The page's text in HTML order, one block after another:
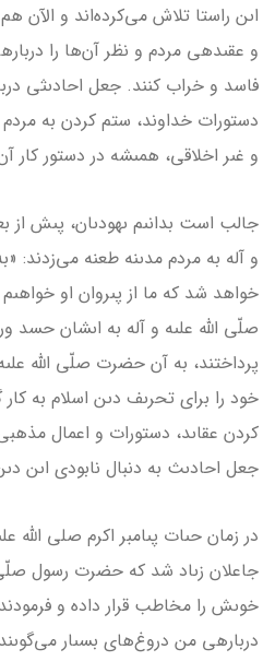
اىن راستا تلاش مى‌كرده‌اند و الآن
و عقىده­ى مردم و نظر آن‌ها را
فاسد و خراب كنند. جعل احادىثى
دستورات خداوند، ستم كردن به
و غىر اخلاقى، همىشه در دستور كار
جالب است بدانىم ىهودىان، پىش از
و آله به مردم مدىنه طعنه مى‌زدند:
خواهد شد كه ما از پىروان او
صلّى الله علىه و آله به اىشان حسد
پرداختند، به آن حضرت صلّى الله
خود را براى تحرىف دىن اسلام به كار
كردن عقاىد، دستورات و اعمال
جعل احادىث به دنبال نابودى اىن
در زمان حىات پىامبر اكرم صلى الله
جاعلان زىاد شد كه حضرت رسول صلّى
درباره­ى من دروغ‌هاى بسىار